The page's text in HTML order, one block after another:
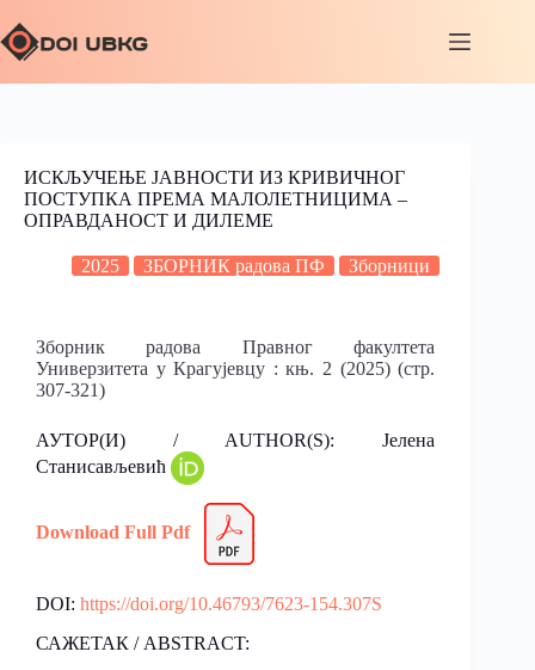
ИСКЉУЧЕЊЕ ЈАВНОСТИ ИЗ КРИВИЧНОГ
ПОСТУПКА ПРЕМА МАЛОЛЕТНИЦИМА –
ОПРАВДАНОСТ И ДИЛЕМЕ
2025 ЗБОРНИК радова ПФ Зборници
Зборник радова Правног факултета
Универзитета у Крагујевцу : књ. 2 (2025) (стр.
307-321)
АУТОР(И) / AUTHOR(S): Јелена
Станисављевић
Download Full Pdf
DOI: https://doi.org/10.46793/7623-154.307S
САЖЕТАК / ABSTRACT: